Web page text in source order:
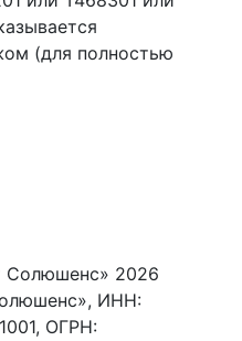
(для полностью
Солюшенс» 2026
ИНН:
ОГРН: